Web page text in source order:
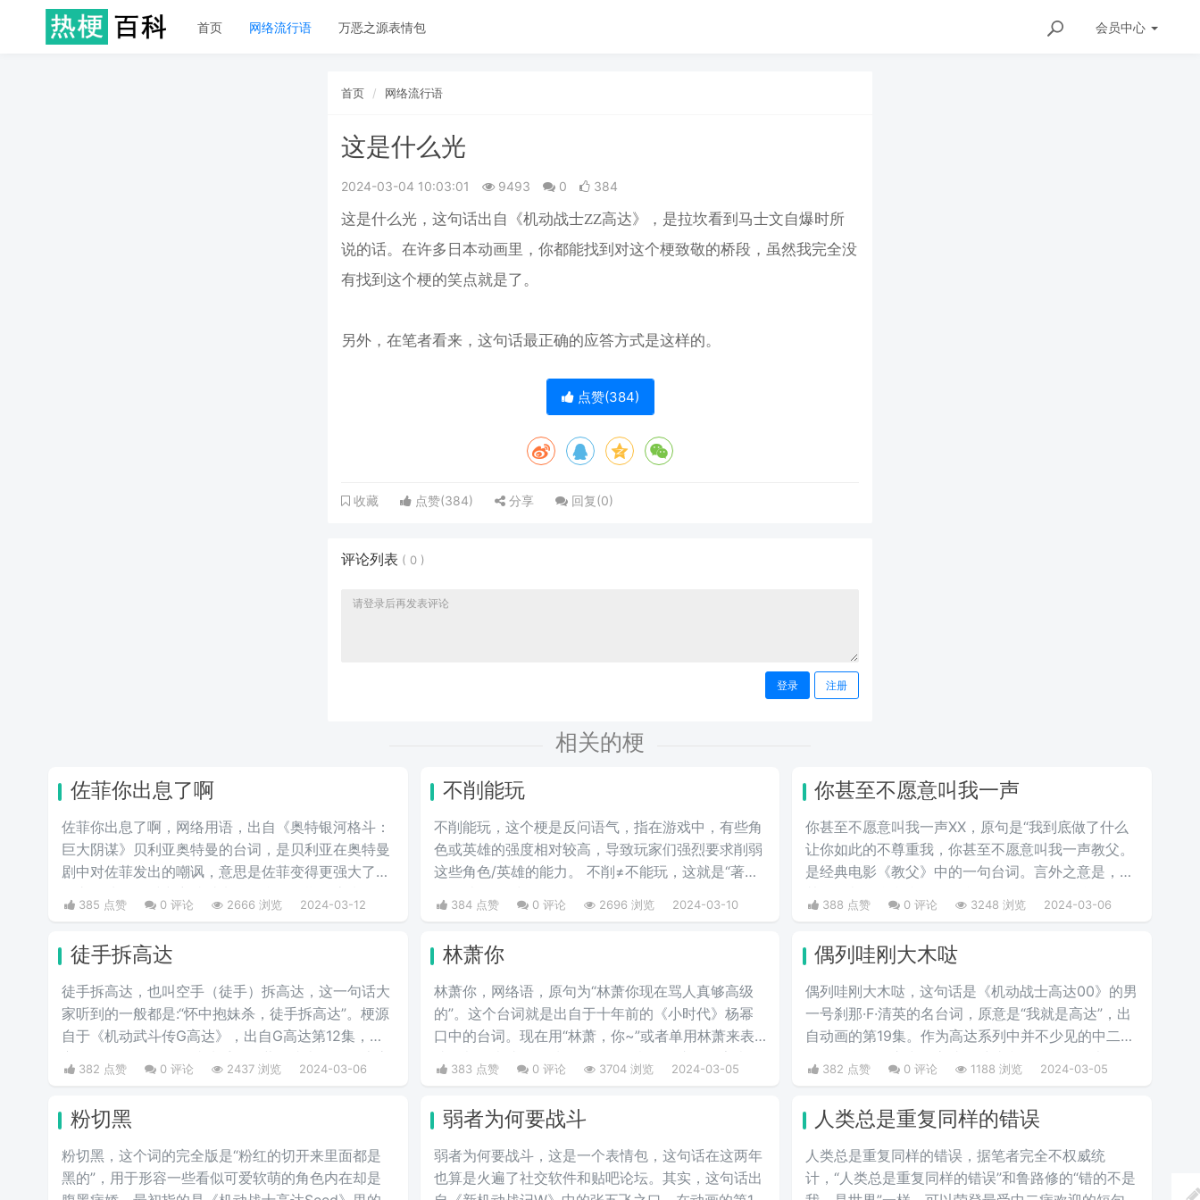
首页 网络流行语 万恶之源表情包 会员中心
首页 网络流行语
这是什么光
2024-03-04 10:03:01 9493 0 384
这是什么光，这句话出自《机动战士ZZ高达》，是拉坎看到马士文自爆时所
说的话。在许多日本动画里，你都能找到对这个梗致敬的桥段，虽然我完全没
有找到这个梗的笑点就是了。
另外，在笔者看来，这句话最正确的应答方式是这样的。
点赞(384)
收藏 点赞(384) 分享 回复(0)
评论列表 ( 0 )
登录 注册
相关的梗
佐菲你出息了啊
佐菲你出息了啊，网络用语，出自《奥特银河格斗：
巨大阴谋》贝利亚奥特曼的台词，是贝利亚在奥特曼
剧中对佐菲发出的嘲讽，意思是佐菲变得更强大了。
第六集从平行时空穿越过来的贝利亚早期形态嘲讽佐
菲，你还有星星的标志啊，佐菲你出息了。
385 点赞 0 评论 2666 浏览 2024-03-12
不削能玩
不削能玩，这个梗是反问语气，指在游戏中，有些角
色或英雄的强度相对较高，导致玩家们强烈要求削弱
这些角色/英雄的能力。 不削≠不能玩，这就是“著名
384 点赞 0 评论 2696 浏览 2024-03-10
你甚至不愿意叫我一声
你甚至不愿意叫我一声XX，原句是“我到底做了什么
让你如此的不尊重我，你甚至不愿意叫我一声教父。
是经典电影《教父》中的一句台词。言外之意是，你
388 点赞 0 评论 3248 浏览 2024-03-06
徒手拆高达
徒手拆高达，也叫空手（徒手）拆高达，这一句话大
家听到的一般都是:“怀中抱妹杀，徒手拆高达”。梗源
自于《机动武斗传G高达》，出自G高达第12集，东
方不败师匠首次登场就徒手用多蒙的头巾拆了恶魔高
度的眷属MS，也是空手拆高达一梗的由来。
382 点赞 0 评论 2437 浏览 2024-03-06
林萧你
林萧你，网络语，原句为“林萧你现在骂人真够高级
的”。这个台词就是出自于十年前的《小时代》杨幂
口中的台词。现在用“林萧，你~”或者单用林萧来表
达，都是表达的一种阴阳怪气的意思。这三个字表示
别人在对于某件事情评判的时候运用的非常巧妙，就
383 点赞 0 评论 3704 浏览 2024-03-05
偶列哇刚大木哒
偶列哇刚大木哒，这句话是《机动战士高达00》的男
一号刹那·F·清英的名台词，原意是“我就是高达”，出
自动画的第19集。作为高达系列中并不少见的中二少
年，在刹那的心中，高达是维护和平的象征，也是他
渴望成为的存在。偶列哇刚大木哒则是这句话的音
382 点赞 0 评论 1188 浏览 2024-03-05
粉切黑
粉切黑，这个词的完全版是“粉红的切开来里面都是
黑的”，用于形容一些看似可爱软萌的角色内在却是
弱者为何要战斗
弱者为何要战斗，这是一个表情包，这句话在这两年
也算是火遍了社交软件和贴吧论坛。其实，这句话出
人类总是重复同样的错误
人类总是重复同样的错误，据笔者完全不权威统
计，“人类总是重复同样的错误”和鲁路修的“错的不是